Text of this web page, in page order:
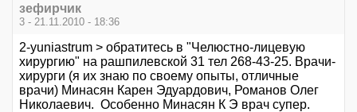
зефирчик
3 - 21.11.2010 - 18:36
2-yuniastrum > обратитесь в "Челюстно-лицевую
хирургию" на рашпилевской 31 тел 268-43-25. Врачи-
хирурги (я их знаю по своему опыты, отличные
врачи) Минасян Карен Эдуардович, Романов Олег
Николаевич. Особенно Минасян К Э врач супер.